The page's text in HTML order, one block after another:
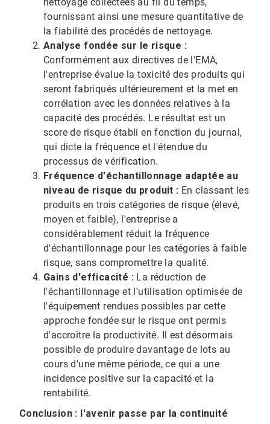
nettoyage collectées au fil du temps,
fournissant ainsi une mesure quantitative de
la fiabilité des procédés de nettoyage.
Analyse fondée sur le risque :
Conformément aux directives de l'EMA,
l'entreprise évalue la toxicité des produits qui
seront fabriqués ultérieurement et la met en
corrélation avec les données relatives à la
capacité des procédés. Le résultat est un
score de risque établi en fonction du journal,
qui dicte la fréquence et l'étendue du
processus de vérification.​​​​​​​
Fréquence d'échantillonnage adaptée au
niveau de risque du produit : En classant les
produits en trois catégories de risque (élevé,
moyen et faible), l'entreprise a
considérablement réduit la fréquence
d'échantillonnage pour les catégories à faible
risque, sans compromettre la qualité.
Gains d'efficacité : La réduction de
l'échantillonnage et l'utilisation optimisée de
l'équipement rendues possibles par cette
approche fondée sur le risque ont permis
d'accroître la productivité. Il est désormais
possible de produire davantage de lots au
cours d'une même période, ce qui a une
incidence positive sur la capacité et la
rentabilité.
Conclusion : l'avenir passe par la continuité